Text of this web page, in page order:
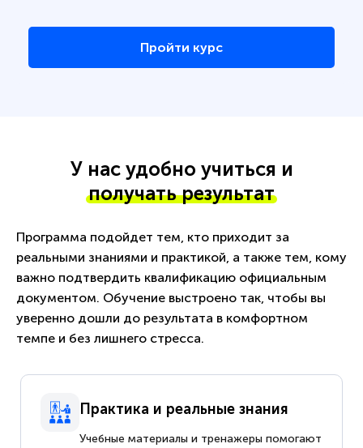
Пройти курс
У нас удобно учиться и
получать результат
Программа подойдет тем, кто приходит за
реальными знаниями и практикой, а также тем, кому
важно подтвердить квалификацию официальным
документом. Обучение выстроено так, чтобы вы
уверенно дошли до результата в комфортном
темпе и без лишнего стресса.
Практика и реальные знания
Учебные материалы и тренажеры помогают